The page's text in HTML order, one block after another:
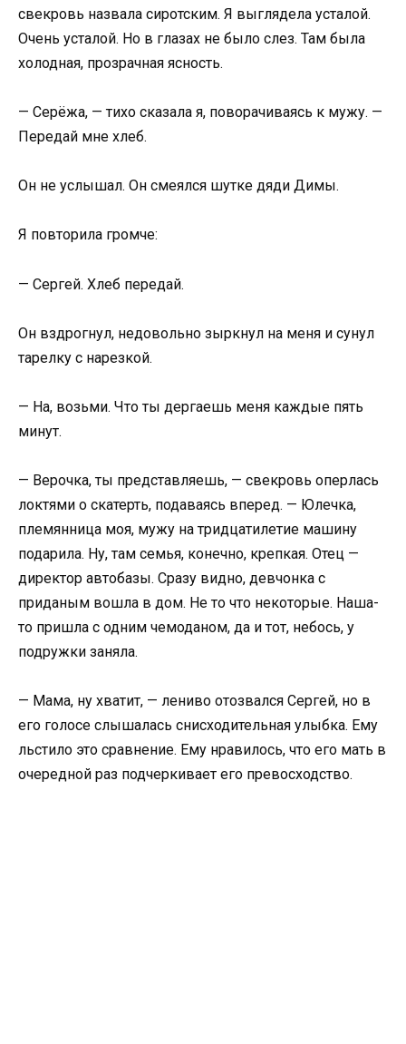
свекровь назвала сиротским. Я выглядела усталой.
Очень усталой. Но в глазах не было слез. Там была
холодная, прозрачная ясность.
— Серёжа, — тихо сказала я, поворачиваясь к мужу. —
Передай мне хлеб.
Он не услышал. Он смеялся шутке дяди Димы.
Я повторила громче:
— Сергей. Хлеб передай.
Он вздрогнул, недовольно зыркнул на меня и сунул
тарелку с нарезкой.
— На, возьми. Что ты дергаешь меня каждые пять
минут.
— Верочка, ты представляешь, — свекровь оперлась
локтями о скатерть, подаваясь вперед. — Юлечка,
племянница моя, мужу на тридцатилетие машину
подарила. Ну, там семья, конечно, крепкая. Отец —
директор автобазы. Сразу видно, девчонка с
приданым вошла в дом. Не то что некоторые. Наша-
то пришла с одним чемоданом, да и тот, небось, у
подружки заняла.
— Мама, ну хватит, — лениво отозвался Сергей, но в
его голосе слышалась снисходительная улыбка. Ему
льстило это сравнение. Ему нравилось, что его мать в
очередной раз подчеркивает его превосходство.